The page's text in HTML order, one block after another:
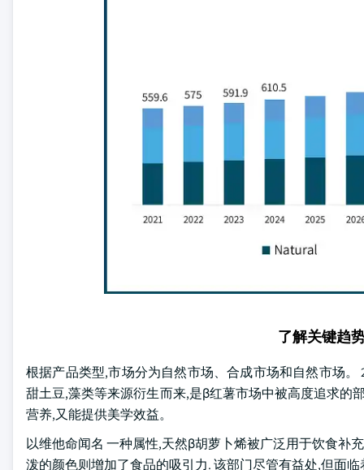
了解关键趋
根据产品类型,市场分为自然市场、合成市场和自然市场
甜土豆,藻类等来源衍生而来,是β红薯市场中被高度追求的
营养,又能提供美学效益。
以维他命闻名 一种属性,天然β胡萝卜烯被广泛用于饮食补
泼的颜色则增加了食品的吸引力. 该部门尽管有益处,但面